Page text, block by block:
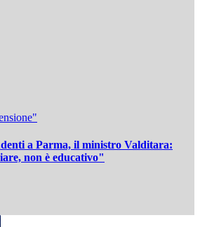
a Parma, il ministro Valditara:
non è educativo"